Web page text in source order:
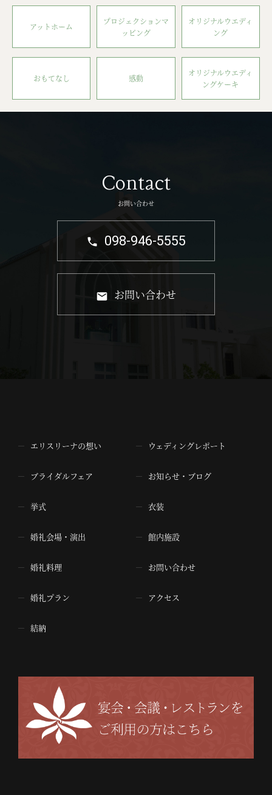
アットホーム
プロジェクションマ
ッピング
オリジナルウエディ
ング
おもてなし 感動
オリジナルウエディ
ングケーキ
Contact
お問い合わせ
098-946-5555
お問い合わせ
エリスリーナの想い
ブライダルフェア
挙式
婚礼会場・演出
婚礼料理
婚礼プラン
結納
ウェディングレポート
お知らせ・ブログ
衣装
館内施設
お問い合わせ
アクセス